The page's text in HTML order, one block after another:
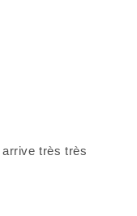
arrive très très